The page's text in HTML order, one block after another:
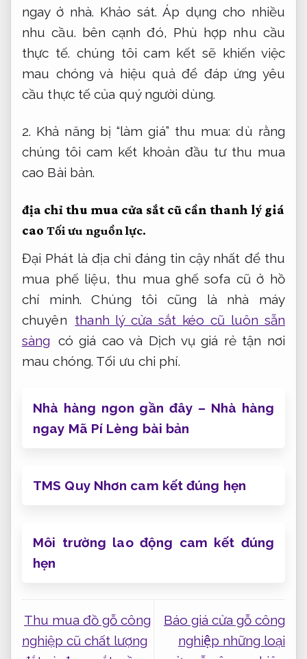
ngay ở nhà. Khảo sát. Áp dụng cho nhiều
nhu cầu. bên cạnh đó, Phù hợp nhu cầu
thực tế. chúng tôi cam kết sẽ khiến việc
mau chóng và hiệu quả để đáp ứng yêu
cầu thực tế của quý người dùng.
2. Khả năng bị “làm giá” thu mua: dù rằng
chúng tôi cam kết khoản đầu tư thu mua
cao Bài bản.
địa chỉ thu mua cửa sắt cũ cần thanh lý giá
cao Tối ưu nguồn lực.
Đại Phát là địa chỉ đáng tin cậy nhất để thu
mua phế liệu, thu mua ghế sofa cũ ở hồ
chí minh. Chúng tôi cũng là nhà máy
chuyên thanh lý cửa sắt kéo cũ luôn sẵn
sàng có giá cao và Dịch vụ giá rẻ tận nơi
mau chóng. Tối ưu chi phí.
Nhà hàng ngon gần đây – Nhà hàng
ngay Mã Pí Lèng bài bản
TMS Quy Nhơn cam kết đúng hẹn
Môi trường lao động cam kết đúng
hẹn
Thu mua đồ gỗ công
nghiệp cũ chất lượng
Báo giá cửa gỗ công
nghiệp những loại